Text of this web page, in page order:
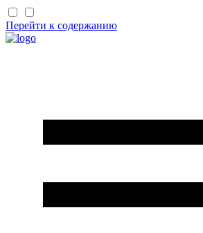
Перейти к содержанию